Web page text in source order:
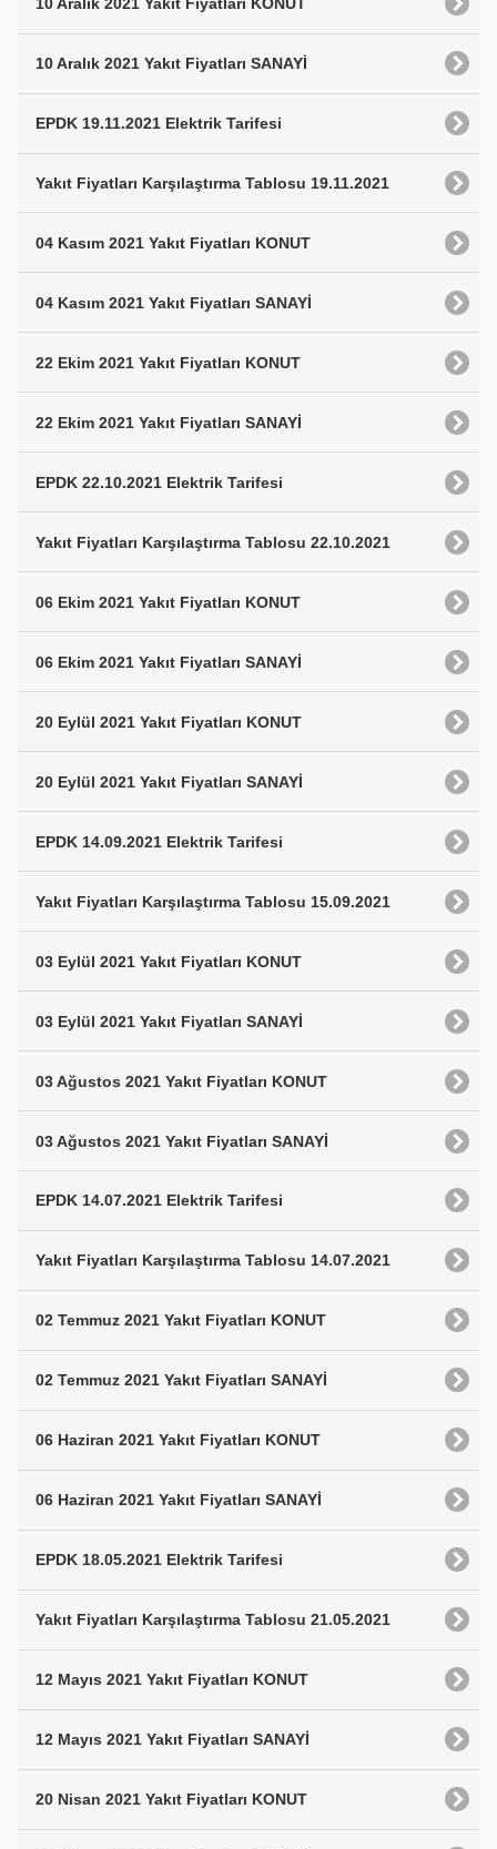
10 Aralık 2021 Yakıt Fiyatları SANAYİ
EPDK 19.11.2021 Elektrik Tarifesi
Yakıt Fiyatları Karşılaştırma Tablosu 19.11.2021
04 Kasım 2021 Yakıt Fiyatları KONUT
04 Kasım 2021 Yakıt Fiyatları SANAYİ
22 Ekim 2021 Yakıt Fiyatları KONUT
22 Ekim 2021 Yakıt Fiyatları SANAYİ
EPDK 22.10.2021 Elektrik Tarifesi
Yakıt Fiyatları Karşılaştırma Tablosu 22.10.2021
06 Ekim 2021 Yakıt Fiyatları KONUT
06 Ekim 2021 Yakıt Fiyatları SANAYİ
20 Eylül 2021 Yakıt Fiyatları KONUT
20 Eylül 2021 Yakıt Fiyatları SANAYİ
EPDK 14.09.2021 Elektrik Tarifesi
Yakıt Fiyatları Karşılaştırma Tablosu 15.09.2021
03 Eylül 2021 Yakıt Fiyatları KONUT
03 Eylül 2021 Yakıt Fiyatları SANAYİ
03 Ağustos 2021 Yakıt Fiyatları KONUT
03 Ağustos 2021 Yakıt Fiyatları SANAYİ
EPDK 14.07.2021 Elektrik Tarifesi
Yakıt Fiyatları Karşılaştırma Tablosu 14.07.2021
02 Temmuz 2021 Yakıt Fiyatları KONUT
02 Temmuz 2021 Yakıt Fiyatları SANAYİ
06 Haziran 2021 Yakıt Fiyatları KONUT
06 Haziran 2021 Yakıt Fiyatları SANAYİ
EPDK 18.05.2021 Elektrik Tarifesi
Yakıt Fiyatları Karşılaştırma Tablosu 21.05.2021
12 Mayıs 2021 Yakıt Fiyatları KONUT
12 Mayıs 2021 Yakıt Fiyatları SANAYİ
20 Nisan 2021 Yakıt Fiyatları KONUT